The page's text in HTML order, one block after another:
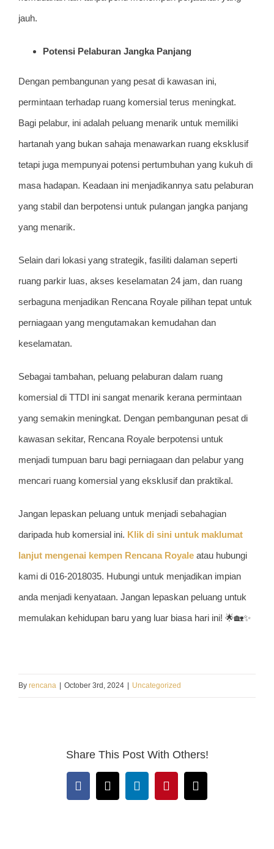
jauh.
Potensi Pelaburan Jangka Panjang
Dengan pembangunan yang pesat di kawasan ini,
permintaan terhadap ruang komersial terus meningkat.
Bagi pelabur, ini adalah peluang menarik untuk memiliki
hartanah yang bukan sahaja menawarkan ruang eksklusif
tetapi juga mempunyai potensi pertumbuhan yang kukuh di
masa hadapan. Keadaan ini menjadikannya satu pelaburan
yang stabil dan berpotensi untuk pulangan jangka panjang
yang menarik.
Selain dari lokasi yang strategik, fasiliti dalaman seperti
ruang parkir luas, akses keselamatan 24 jam, dan ruang
serbaguna menjadikan Rencana Royale pilihan tepat untuk
perniagaan yang mengutamakan kemudahan dan
keselamatan.
Sebagai tambahan, peluang pelaburan dalam ruang
komersial di TTDI ini sangat menarik kerana permintaan
yang semakin meningkat. Dengan pembangunan pesat di
kawasan sekitar, Rencana Royale berpotensi untuk
menjadi tumpuan baru bagi perniagaan dan pelabur yang
mencari ruang komersial yang eksklusif dan praktikal.
Jangan lepaskan peluang untuk menjadi sebahagian
daripada hub komersial ini. Klik di sini untuk maklumat
lanjut mengenai kempen Rencana Royale atau hubungi
kami di 016-2018035. Hubungi untuk menjadikan impian
anda menjadi kenyataan. Jangan lepaskan peluang untuk
memulakan kehidupan baru yang luar biasa hari ini! 🌟🏡✨
By rencana October 3rd, 2024 Uncategorized
Share This Post With Others!
Facebook
X LinkedInPinterestEmail